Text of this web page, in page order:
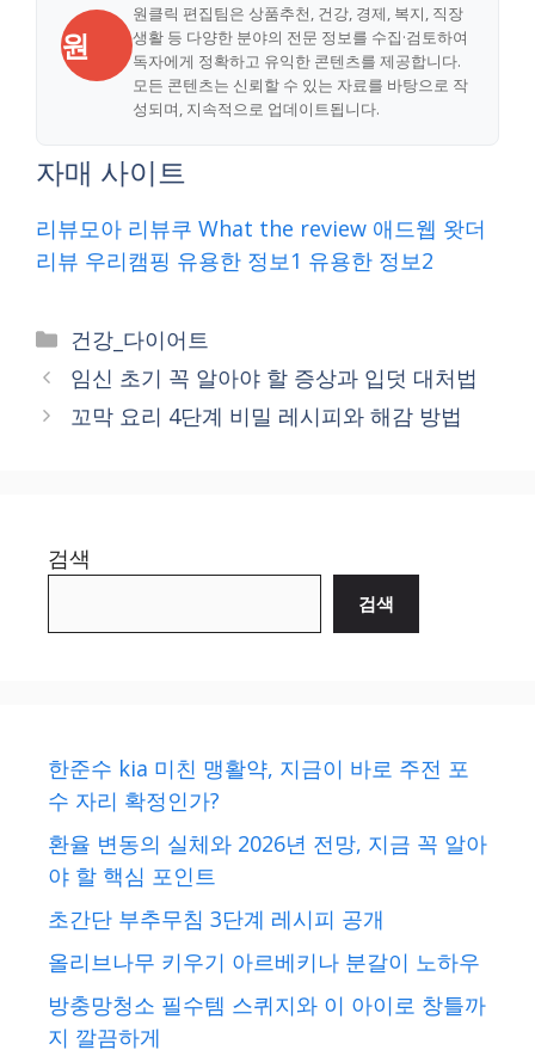
원
원클릭 편집팀은 상품추천, 건강, 경제, 복지, 직장
생활 등 다양한 분야의 전문 정보를 수집·검토하여
독자에게 정확하고 유익한 콘텐츠를 제공합니다.
모든 콘텐츠는 신뢰할 수 있는 자료를 바탕으로 작
성되며, 지속적으로 업데이트됩니다.
자매 사이트
리뷰모아 리뷰쿠 What the review 애드웹 왓더
리뷰 우리캠핑 유용한 정보1 유용한 정보2
Categories
건강_다이어트
임신 초기 꼭 알아야 할 증상과 입덧 대처법
꼬막 요리 4단계 비밀 레시피와 해감 방법
검색
검색
한준수 kia 미친 맹활약, 지금이 바로 주전 포
수 자리 확정인가?
환율 변동의 실체와 2026년 전망, 지금 꼭 알아
야 할 핵심 포인트
초간단 부추무침 3단계 레시피 공개
올리브나무 키우기 아르베키나 분갈이 노하우
방충망청소 필수템 스퀴지와 이 아이로 창틀까
지 깔끔하게